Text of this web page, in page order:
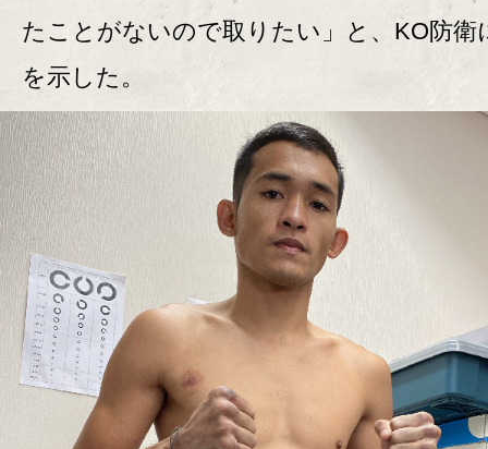
たことがないので取りたい」と、KO防衛
を示した。